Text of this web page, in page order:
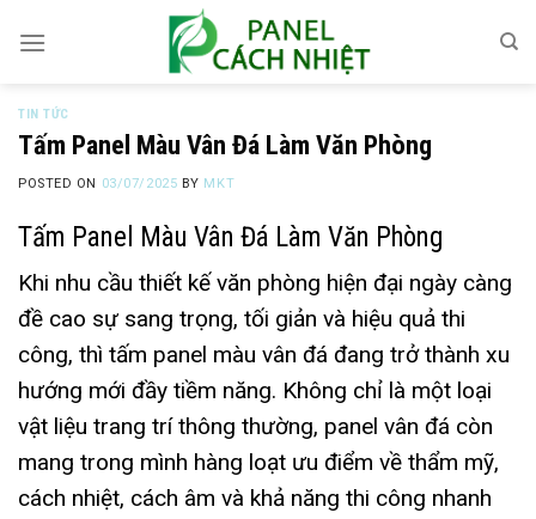
TIN TỨC
Tấm Panel Màu Vân Đá Làm Văn Phòng
POSTED ON 03/07/2025 BY MKT
Tấm Panel Màu Vân Đá Làm Văn Phòng
Khi nhu cầu thiết kế văn phòng hiện đại ngày càng
đề cao sự sang trọng, tối giản và hiệu quả thi
công, thì tấm panel màu vân đá đang trở thành xu
hướng mới đầy tiềm năng. Không chỉ là một loại
vật liệu trang trí thông thường, panel vân đá còn
mang trong mình hàng loạt ưu điểm về thẩm mỹ,
cách nhiệt, cách âm và khả năng thi công nhanh